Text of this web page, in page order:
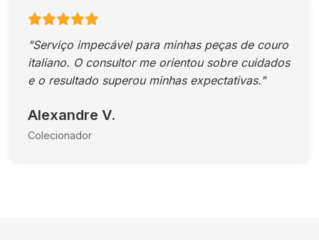
"Serviço impecável para minhas peças de couro
italiano. O consultor me orientou sobre cuidados
e o resultado superou minhas expectativas."
Alexandre V.
Colecionador